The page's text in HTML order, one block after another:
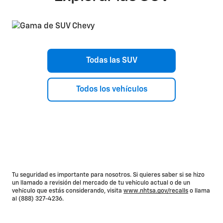
Todas las SUV
Todos los vehículos
Tu seguridad es importante para nosotros. Si quieres saber si se hizo
un llamado a revisión del mercado de tu vehículo actual o de un
vehículo que estás considerando, visita www.nhtsa.gov/recalls o llama
al (888) 327-4236.